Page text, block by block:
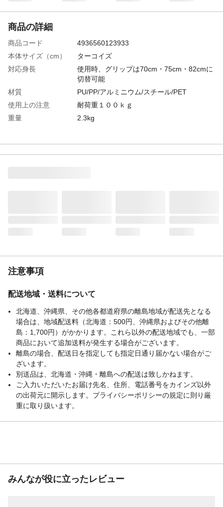
商品の詳細
商品コード
4936560123933
本体サイズ（cm）
ターコイズ
対応身長
使用時、グリップは70cm・75cm・82cmに
切替可能
材質
PU/PP/アルミニウム/スチール/PET
使用上の注意
耐荷重１００ｋｇ
重量
2.3kg
注意事項
配送地域・送料について
北海道、沖縄県、その他各都道府県の離島地域が配送先となる
場合は、地域配送料（北海道：500円、沖縄県およびその他離
島：1,700円）がかかります。これら以外の配送地域でも、一部
商品において追加送料が発生する場合がございます。
離島の場合、配送日を指定しても指定日通り届かない場合がご
ざいます。
別送品は、北海道・沖縄・離島への配送は致しかねます。
ご入力いただいたお届け先名、住所、電話番号をカインズ以外
の出荷元に開示します。プライバシーポリシーの規定に則り厳
重に取り扱います。
みんなが役に立ったレビュー